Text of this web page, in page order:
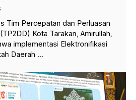
Tim Percepatan dan Perluasan
Kota Tarakan, Amirullah,
implementasi Elektronifikasi
Daerah ...